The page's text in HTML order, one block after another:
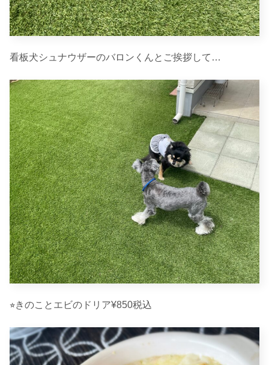
看板犬シュナウザーのバロンくんとご挨拶して…
⭐︎きのことエビのドリア¥850税込